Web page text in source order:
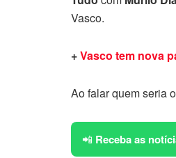
Vasco.
+Vasco tem nova
Ao falar quem seria
📲 Receba as